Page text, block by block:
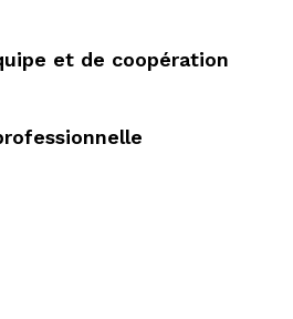
et de coopération